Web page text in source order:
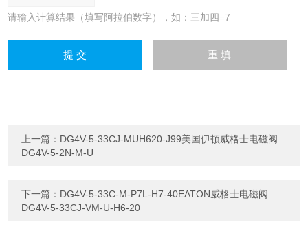
请输入计算结果（填写阿拉伯数字），如：三加四=7
上一篇： DG4V-5-33CJ-MUH620-J99美国伊顿威格士电磁阀
DG4V-5-2N-M-U
下一篇： DG4V-5-33C-M-P7L-H7-40EATON威格士电磁阀
DG4V-5-33CJ-VM-U-H6-20